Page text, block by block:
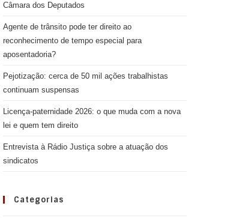
Câmara dos Deputados
Agente de trânsito pode ter direito ao
reconhecimento de tempo especial para
aposentadoria?
Pejotização: cerca de 50 mil ações trabalhistas
continuam suspensas
Licença-paternidade 2026: o que muda com a nova
lei e quem tem direito
Entrevista à Rádio Justiça sobre a atuação dos
sindicatos
Categorias